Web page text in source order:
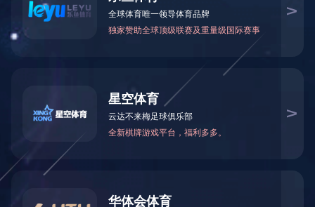
丰富的工控领域电气集成OEM经验，能为客户提供更优的
电气成套软硬件整体设计方案、产品和服务。 FANUC、
MITSUBISHI 、 Siemens、维宏等数控系统和自动化行业
的线束制作。 控制面板和接口模块的设计和制作。